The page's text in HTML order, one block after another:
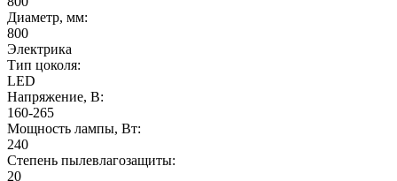
Диаметр, мм:
800
Электрика
Тип цоколя:
LED
Напряжение, В:
160-265
Мощность лампы, Вт:
240
Степень пылевлагозащиты:
20